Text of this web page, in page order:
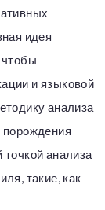
идея
чтобы
и языковой
анализа
порождения
анализа
такие, как